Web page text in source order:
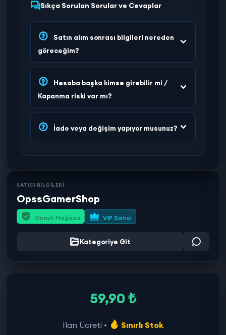
Sıkça Sorulan Sorular ve Cevaplar
Satın alım sonrası bilgileri nereden
göreceğim?
Hesaba başka kimse girebilir mi /
Kapanma riski var mı?
İade veya değişim yapıyor musunuz?
SATICI BİLGİLERİ
OpssGamerShop
Onaylı Mağaza VIP Satıcı
Kategoriye Git
59,90 ₺
İlan Ücreti • Sınırlı Stok